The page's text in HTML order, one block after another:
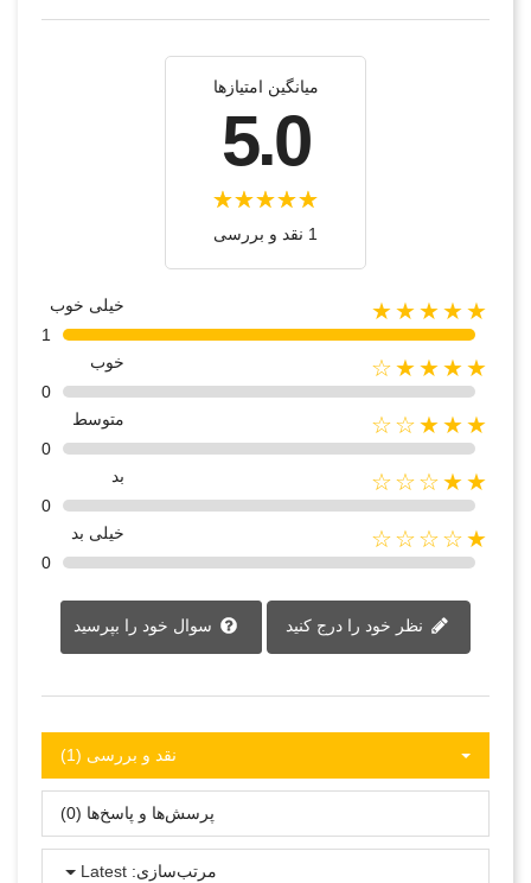
میانگین امتیازها
5.0
1 نقد و بررسی
★★★★★
خیلی خوب
1
★★★★☆
خوب
0
★★★☆☆
متوسط
0
★★☆☆☆
بد
0
★☆☆☆☆
خیلی بد
0
سوال خود را بپرسید
نقد و بررسی‌‌ (1)
پرسش‌ها و پاسخ‌ها (0)
مرتب‌سازی: Latest